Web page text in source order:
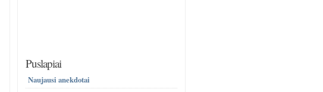
Puslapiai
Naujausi anekdotai